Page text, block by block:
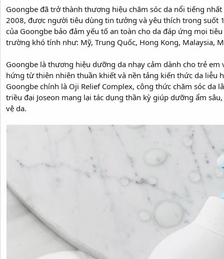
Goongbe đã trở thành thương hiệu chăm sóc da nổi tiếng
2008, được người tiêu dùng tin tưởng và yêu thích trong suốt
của Goongbe bảo đảm yếu tố an toàn cho da đáp ứng mọi
trường khó tính như: Mỹ, Trung Quốc, Hong Kong, Malaysia,
Goongbe là thương hiệu dưỡng da nhạy cảm dành cho trẻ em
hứng từ thiên nhiên thuần khiết và nền tảng kiến thức da liễu
Goongbe chính là Oji Relief Complex, công thức chăm sóc da
triều đại Joseon mang lại tác dụng thần kỳ giúp dưỡng ẩm
vệ da.